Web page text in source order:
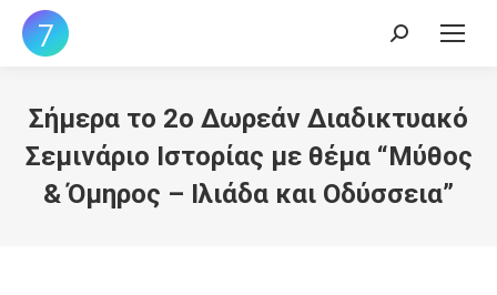
Search:
Σήμερα το 2o Δωρεάν Διαδικτυακό
Σεμινάριο Ιστορίας με θέμα “Μύθος
& Όμηρος – Ιλιάδα και Οδύσσεια”